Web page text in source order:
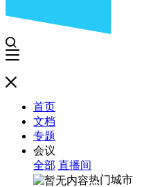
首页
文档
专题
会议
全部 直播间
热门城市